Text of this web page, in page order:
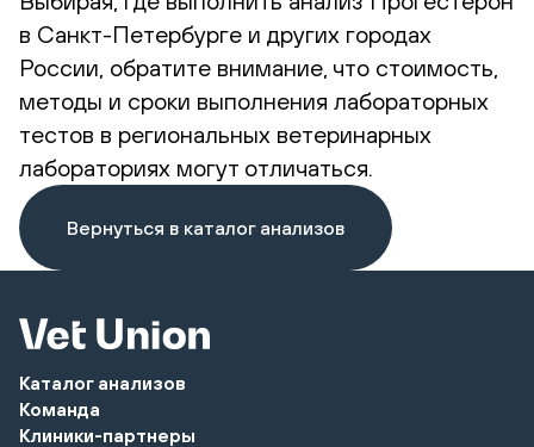
в Санкт-Петербурге и других городах
России, обратите внимание, что стоимость,
методы и сроки выполнения лабораторных
тестов в региональных ветеринарных
лабораториях могут отличаться.
Вернуться в каталог анализов
Каталог анализов
Команда
Клиники-партнеры